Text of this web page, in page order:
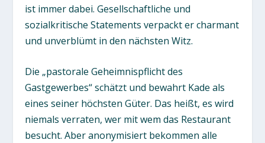
ist immer dabei. Gesellschaftliche und
sozialkritische Statements verpackt er charmant
und unverblümt in den nächsten Witz.
Die „pastorale Geheimnispflicht des
Gastgewerbes“ schätzt und bewahrt Kade als
eines seiner höchsten Güter. Das heißt, es wird
niemals verraten, wer mit wem das Restaurant
besucht. Aber anonymisiert bekommen alle